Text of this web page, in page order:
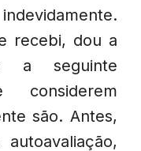
recebi, dou a
a seguinte
são. Antes,